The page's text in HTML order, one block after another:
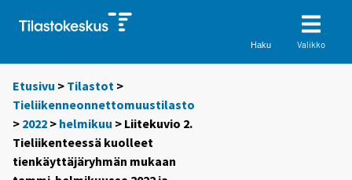
Haku Valikko
Etusivu > Tilastot >
Tieliikenneonnettomuustilasto
> 2022 > helmikuu > Liitekuvio 2.
Tieliikenteessä kuolleet
tienkäyttäjäryhmän mukaan